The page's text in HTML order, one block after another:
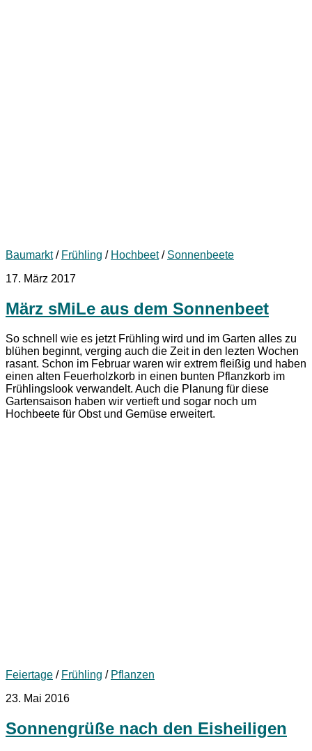
Baumarkt/ Frühling / Hochbeet/ Sonnenbeete
17. März 2017
März sMiLe aus dem Sonnenbeet
So schnell wie es jetzt Frühling wird und im Garten alles zu
blühen beginnt, verging auch die Zeit in den lezten Wochen
rasant. Schon im Februar waren wir extrem fleißig und haben
einen alten Feuerholzkorb in einen bunten Pflanzkorb im
Frühlingslook verwandelt. Auch die Planung für diese
Gartensaison haben wir vertieft und sogar noch um
Hochbeete für Obst und Gemüse erweitert.
Feiertage / Frühling / Pflanzen
23. Mai 2016
Sonnengrüße nach den Eisheiligen